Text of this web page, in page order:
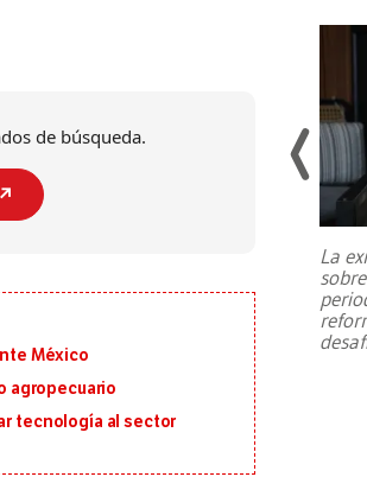
de búsqueda.
México
agropecuario
tecnología al sector
terremoto de magnitud
este martes 28 de
La